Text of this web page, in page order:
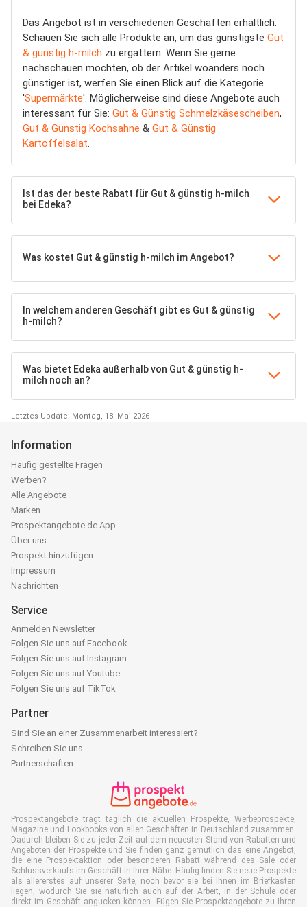
Das Angebot ist in verschiedenen Geschäften erhältlich.
Schauen Sie sich alle Produkte an, um das günstigste Gut
& günstig h-milch zu ergattern. Wenn Sie gerne
nachschauen möchten, ob der Artikel woanders noch
günstiger ist, werfen Sie einen Blick auf die Kategorie
'Supermärkte'. Möglicherweise sind diese Angebote auch
interessant für Sie: Gut & Günstig Schmelzkäsescheiben,
Gut & Günstig Kochsahne & Gut & Günstig
Kartoffelsalat.
Ist das der beste Rabatt für Gut & günstig h-milch
bei Edeka?
Was kostet Gut & günstig h-milch im Angebot?
In welchem anderen Geschäft gibt es Gut & günstig
h-milch?
Was bietet Edeka außerhalb von Gut & günstig h-
milch noch an?
Letztes Update: Montag, 18. Mai 2026
Information
Häufig gestellte Fragen
Werben?
Alle Angebote
Marken
Prospektangebote.de App
Über uns
Prospekt hinzufügen
Impressum
Nachrichten
Service
Anmelden Newsletter
Folgen Sie uns auf Facebook
Folgen Sie uns auf Instagram
Folgen Sie uns auf Youtube
Folgen Sie uns auf TikTok
Partner
Sind Sie an einer Zusammenarbeit interessiert?
Schreiben Sie uns
Partnerschaften
Prospektangebote trägt täglich die aktuellen Prospekte, Werbeprospekte,
Magazine und Lookbooks von allen Geschäften in Deutschland zusammen.
Dadurch bleiben Sie zu jeder Zeit auf dem neuesten Stand von Rabatten und
Angeboten der Prospekte und Sie finden ganz gemütlich das eine Angebot,
die eine Prospektaktion oder besonderen Rabatt während des Sale oder
Schlussverkaufs im Geschäft in Ihrer Nähe. Häufig finden Sie neue Prospekte
als allererstes auf unserer Seite, noch bevor sie bei Ihnen im Briefkasten
liegen, wodurch Sie sie natürlich auch auf der Arbeit, in der Schule oder
direkt im Geschäft angucken können. Fügen Sie Prospektangebote zu Ihren